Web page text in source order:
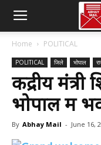
Abhay
Mail
Home POLITICAL
POLITICAL जिले भोपाल
केंद्रीय
भोपाल में
By Abhay Mail - June 16,